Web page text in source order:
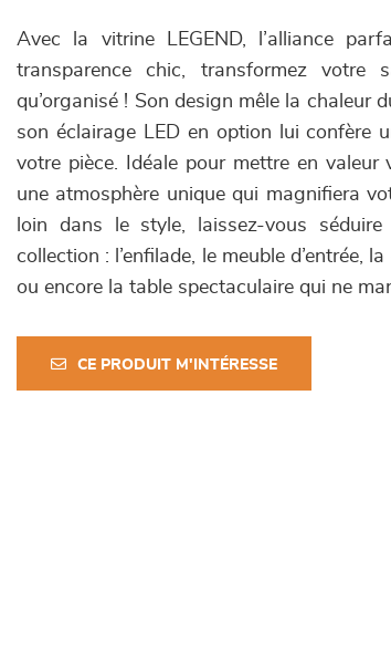
Avec la vitrine LEGEND, l’alliance
transparence chic, transformez votre
qu’organisé ! Son design mêle la chaleur
son éclairage LED en option lui confère
votre pièce. Idéale pour mettre en valeur
une atmosphère unique qui magnifiera
loin dans le style, laissez-vous
collection : l’enfilade, le meuble d’entrée,
ou encore la table spectaculaire qui ne
CE PRODUIT M'INTÉRESSE